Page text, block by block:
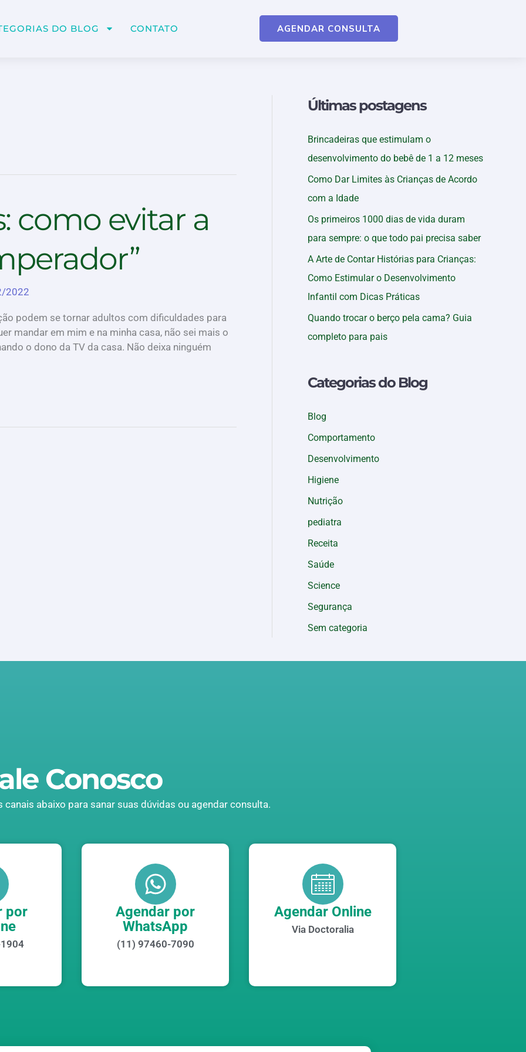
DO BLOG CONTATO AGENDAR CONSULTA
como evitar a
2022
podem se tornar adultos com dificuldades para
mandar em mim e na minha casa, não sei mais o
o dono da TV da casa. Não deixa ninguém
Últimas postagens
Brincadeiras que estimulam o
desenvolvimento do bebê de 1 a 12 meses
Como Dar Limites às Crianças de Acordo
com a Idade
Os primeiros 1000 dias de vida duram
para sempre: o que todo pai precisa saber
A Arte de Contar Histórias para Crianças:
Como Estimular o Desenvolvimento
Infantil com Dicas Práticas
Quando trocar o berço pela cama? Guia
completo para pais
Categorias do Blog
Blog
Comportamento
Desenvolvimento
Higiene
Nutrição
pediatra
Receita
Saúde
Science
Segurança
Sem categoria
Conosco
abaixo para sanar suas dúvidas ou agendar consulta.
por
Agendar por
WhatsApp
(11) 97460-7090
Agendar Online
Via Doctoralia